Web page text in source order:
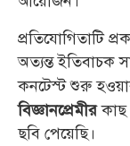
প্রতিযোগিতাটি
অত্যন্ত ইতিবাচক
কনটেস্ট শুরু
বিজ্ঞানপ্রেমীরকাছ
ছবি পেয়েছি।